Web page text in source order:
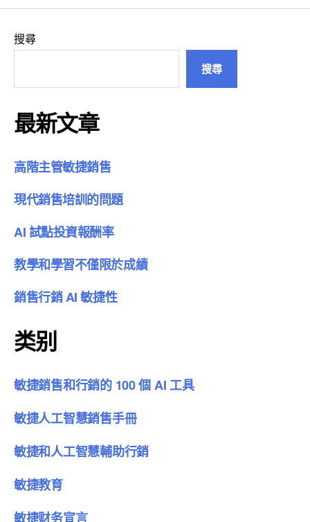
搜尋
搜尋
最新文章
高階主管敏捷銷售
現代銷售培訓的問題
AI 試點投資報酬率
教學和學習不僅限於成績
銷售行銷 AI 敏捷性
类别
敏捷銷售和行銷的 100 個 AI 工具
敏捷人工智慧銷售手冊
敏捷和人工智慧輔助行銷
敏捷教育
敏捷财务宣言